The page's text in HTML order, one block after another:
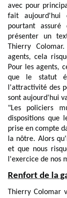
avec pour
fait aujourd'hui
pourtant
présenter un
Thierry
agents, cela
Pour les agents,
que le statut
l'attractivité des
sont aujourd'hui
"Les policiers
dispositions que
prise en compte
la nôtre. Alors
et que nous
l'exercice de nos
Renfort de la
Thierry Colomar